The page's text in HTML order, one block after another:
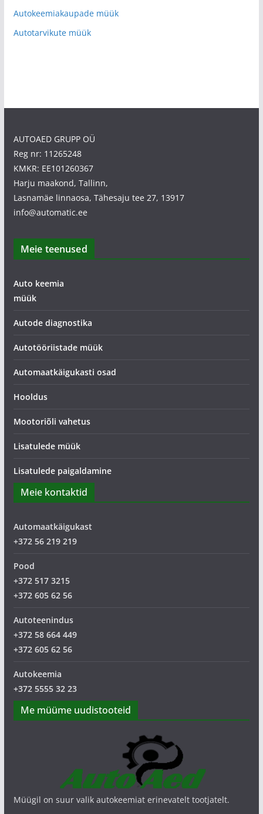
Autokeemiakaupade müük
Autotarvikute müük
AUTOAED GRUPP OÜ
Reg nr: 11265248
KMKR: EE101260367
Harju maakond, Tallinn,
Lasnamäe linnaosa, Tähesaju tee 27, 13917
info@automatic.ee
Meie teenused
Auto keemia
müük
Autode diagnostika
Autotööriistade müük
Automaatkäigukasti osad
Hooldus
Mootoriõli vahetus
Lisatulede müük
Lisatulede paigaldamine
Meie kontaktid
Automaatkäigukast
+372 56 219 219
Pood
+372 517 3215
+372 605 62 56
Autoteenindus
+372 58 664 449
+372 605 62 56
Autokeemia
+372 5555 32 23
Me müüme uudistooteid
Müügil on suur valik autokeemiat erinevatelt tootjatelt.